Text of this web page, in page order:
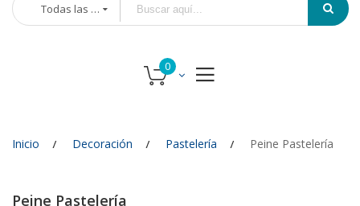
Todas las categorías
Inicio Decoración Pastelería Peine Pastelería
Peine Pastelería